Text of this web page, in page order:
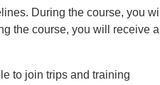
During the course, you will
the course, you will receive a
to join trips and training